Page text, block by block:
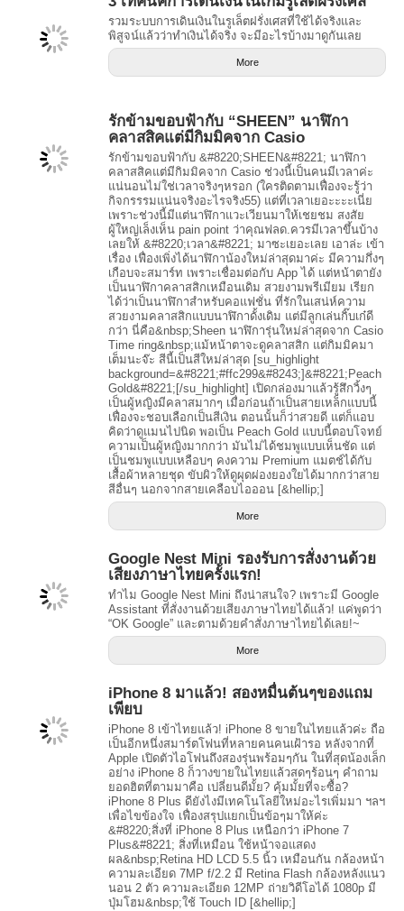
รวมระบบการเดินเงินในรูเล็ตฝรั่งเศสที่ใช้ได้จริงและ
พิสูจน์แล้วว่าทำเงินได้จริง จะมีอะไรบ้างมาดูกันเลย
More
รักข้ามขอบฟ้ากับ “SHEEN” นาฬิกา
คลาสสิคแต่มีกิมมิคจาก Casio
รักข้ามขอบฟ้ากับ &#8220;SHEEN&#8221; นาฬิกา
คลาสสิคแต่มีกิมมิคจาก Casio ช่วงนี้เป็นคนมีเวลาค่ะ
แน่นอนไม่ใช่เวลาจริงๆหรอก (ใครติดตามเฟื่องจะรู้ว่า
กิจกรรรมแน่นจริงอะไรจริง55) แต่ที่เวลาเยอะะะะเนี่ย
เพราะช่วงนี้มีแต่นาฬิกาแวะเวียนมาให้เชยชม สงสัย
ผู้ใหญ่เล็งเห็น pain point ว่าคุณฟลด.ควรมีเวลาขึ้นบ้าง
เลยให้ &#8220;เวลา&#8221; มาซะเยอะเลย เอาล่ะ เข้า
เรื่อง เฟื่องเพิ่งได้นาฬิกาน้องใหม่ล่าสุดมาค่ะ มีความกึ่งๆ
เกือบจะสมาร์ท เพราะเชื่อมต่อกับ App ได้ แต่หน้าตายัง
เป็นนาฬิกาคลาสสิกเหมือนเดิม สวยงามพรีเมียม เรียก
ได้ว่าเป็นนาฬิกาสำหรับคอแฟชั่น ที่รักในเสน่ห์ความ
สวยงามคลาสสิกแบบนาฬิกาดั้งเดิม แต่มีลูกเล่นกิ๊บเก๋ดี
กว่า นี่คือ&nbsp;Sheen นาฬิการุ่นใหม่ล่าสุดจาก Casio
Time ring&nbsp;แม้หน้าตาจะดูคลาสสิก แต่กิมมิคมา
เต็มนะจ๊ะ สีนี้เป็นสีใหม่ล่าสุด [su_highlight
background=&#8221;#ffc299&#8243;]&#8221;Peach
Gold&#8221;[/su_highlight] เปิดกล่องมาแล้วรู้สึกวิ้งๆ
เป็นผู้หญิงมีคลาสมากๆ เมื่อก่อนถ้าเป็นสายเหล็กแบบนี้
เฟื่องจะชอบเลือกเป็นสีเงิน ตอนนั้นก็ว่าสวยดี แต่ก็แอบ
คิดว่าดูแมนไปนิด พอเป็น Peach Gold แบบนี้ตอบโจทย์
ความเป็นผู้หญิงมากกว่า มันไม่ได้ชมพูแบบเห็นชัด แต่
เป็นชมพูแบบเหลือบๆ คงความ Premium แมตช์ได้กับ
เสื้อผ้าหลายชุด ขับผิวให้ดูผุดผ่องยองใยได้มากกว่าสาย
สีอื่นๆ นอกจากสายเคลือบไอออน [&hellip;]
More
Google Nest Mini รองรับการสั่งงานด้วย
เสียงภาษาไทยครั้งแรก!
ทำไม Google Nest Mini ถึงน่าสนใจ? เพราะมี Google
Assistant ที่สั่งงานด้วยเสียงภาษาไทยได้แล้ว! แค่พูดว่า
“OK Google” และตามด้วยคำสั่งภาษาไทยได้เลย!~
More
iPhone 8 มาแล้ว! สองหมื่นต้นๆของแถม
เพียบ
iPhone 8 เข้าไทยแล้ว! iPhone 8 ขายในไทยแล้วค่ะ ถือ
เป็นอีกหนึ่งสมาร์ตโฟนที่หลายคนคนเฝ้ารอ หลังจากที่
Apple เปิดตัวไอโฟนถึงสองรุ่นพร้อมๆกัน ในที่สุดน้องเล็ก
อย่าง iPhone 8 ก็วางขายในไทยแล้วสดๆร้อนๆ คำถาม
ยอดฮิตที่ตามมาคือ เปลี่ยนดีมั้ย? คุ้มมั้ยที่จะซื้อ?
iPhone 8 Plus ดียังไงมีเทคโนโลยีใหม่อะไรเพิ่มมา ฯลฯ
เพื่อไขข้องใจ เฟื่องสรุปแยกเป็นข้อๆมาให้ค่ะ
&#8220;สิ่งที่ iPhone 8 Plus เหนือกว่า iPhone 7
Plus&#8221; สิ่งที่เหมือน ใช้หน้าจอแสดง
ผล&nbsp;Retina HD LCD 5.5 นิ้ว เหมือนกัน กล้องหน้า
ความละเอียด 7MP f/2.2 มี Retina Flash กล้องหลังแนว
นอน 2 ตัว ความละเอียด 12MP ถ่ายวิดีโอได้ 1080p มี
ปุ่มโฮม&nbsp;ใช้ Touch ID [&hellip;]